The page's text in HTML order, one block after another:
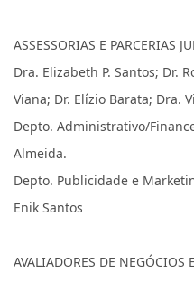
ASSESSORIAS E PARCERIAS
Dra. Elizabeth P. Santos; Dr.
Viana; Dr. Elízio Barata; Dra.
Depto. Administrativo/
Almeida.
Depto. Publicidade e
Enik Santos
AVALIADORES DE NEGÓCIOS